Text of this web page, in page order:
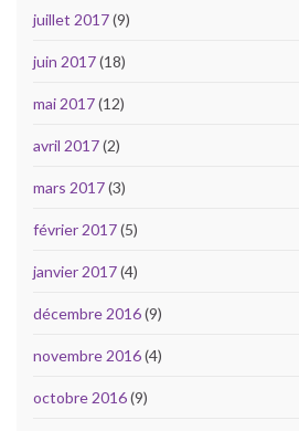
juillet 2017(9)
juin 2017(18)
mai 2017(12)
avril 2017(2)
mars 2017(3)
février 2017(5)
janvier 2017(4)
décembre 2016(9)
novembre 2016(4)
octobre 2016(9)